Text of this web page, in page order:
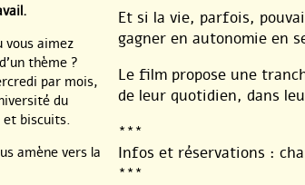
vous aimez
thème ?
par mois,
du
et biscuits.
amène vers la
Et si la vie, parfois,
gagner en autonomie en
Le film propose une
de leur quotidien, dans
***
Infos et réservations :
***